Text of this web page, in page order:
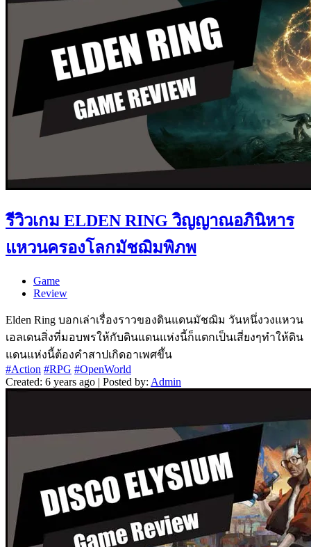
รีวิวเกม ELDEN RING วิญญาณอภินิหาร
แหวนครองโลกมัชฌิมพิภพ
Game
Review
Elden Ring บอกเล่าเรื่องราวของดินแดนมัชฌิม วันหนึ่งวงแหวน
เอลเดนสิ่งที่มอบพรให้กับดินแดนแห่งนี้ก็แตกเป็นเสี่ยงๆทำให้ดิน
แดนแห่งนี้ต้องคำสาปเกิดอาเพศขึัน
#Action #RPG #OpenWorld
Created: 6 years ago | Posted by: Admin